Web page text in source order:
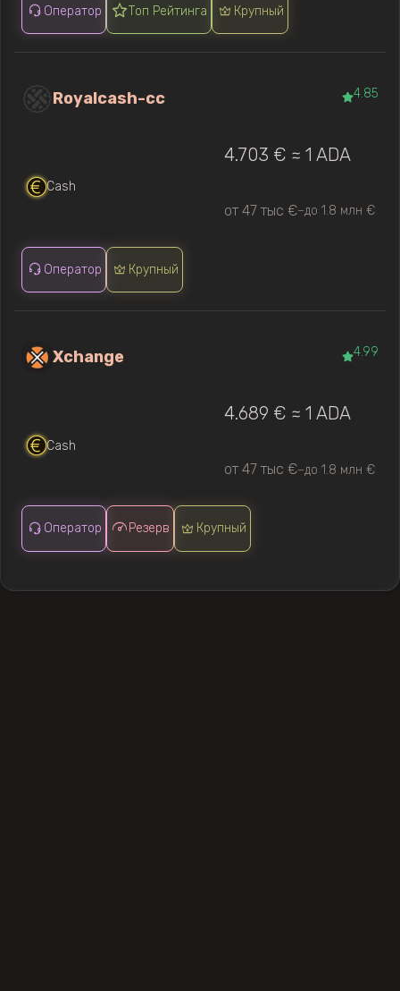
Оператор Топ Рейтинга Крупный
Royalcash-cc 4.85
Cash
4.703 € ≈ 1 ADA
от 47 тыс €—до 1.8 млн €
Оператор Крупный
Xchange 4.99
Cash
4.689 € ≈ 1 ADA
от 47 тыс €—до 1.8 млн €
Оператор Резерв Крупный